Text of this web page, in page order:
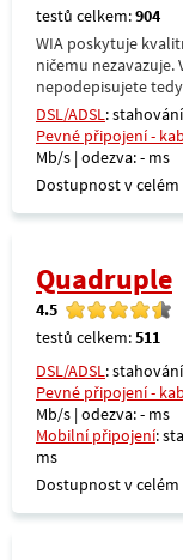
testů celkem:904
WIA poskytuje
ničemu nezavazuje.
nepodepisujete
DSL/ADSL:
Pevné připojení -
Mb/s | odezva: - ms
Dostupnost v celém
Quadruple
4.5
testů celkem:511
DSL/ADSL:
Pevné připojení -
Mb/s | odezva: - ms
Mobilní připojení:
ms
Dostupnost v celém